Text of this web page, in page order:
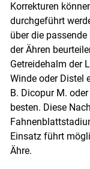
Korrekturen
durchgeführt
über die
der Ähren
Getreidehalm der
Winde oder Distel
B. Dicopur M.
besten. Diese
Einsatz führt
Ähre.